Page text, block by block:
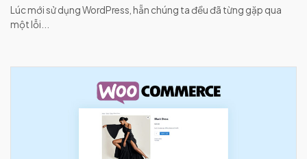
Lúc mới sử dụng WordPress, hẵn chúng ta đều đã từng gặp qua
một lỗi...